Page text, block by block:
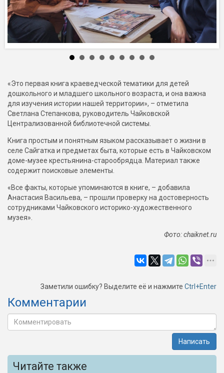
«Это первая книга краеведческой тематики для детей
дошкольного и младшего школьного возраста, и она важна
для изучения истории нашей территории», – отметила
Светлана Степанкова, руководитель Чайковской
Централизованной библиотечной системы.
Книга простым и понятным языком рассказывает о жизни в
селе Сайгатка и предметах быта, которые есть в Чайковском
доме-музее крестьянина-старообрядца. Материал также
содержит поисковые элементы.
«Все факты, которые упоминаются в книге, – добавила
Анастасия Васильева, – прошли проверку на достоверность
сотрудниками Чайковского историко-художественного
музея».
Фото: chaiknet.ru
Заметили ошибку? Выделите её и нажмите Ctrl+Enter
Комментарии
Написать
Читайте также